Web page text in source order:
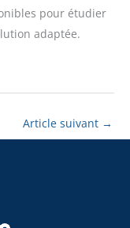
pour étudier
adaptée.
Article suivant →